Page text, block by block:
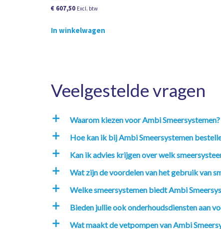
€ 607,50 Excl. btw
In winkelwagen
Veelgestelde vragen
a Waarom kiezen voor Ambi Smeersystemen?
a Hoe kan ik bij Ambi Smeersystemen
a Kan ik advies krijgen over welk
a Wat zijn de voordelen van het gebruik van
a Welke smeersystemen biedt Ambi
a Bieden jullie ook onderhoudsdiensten aan
a Wat maakt de vetpompen van Ambi